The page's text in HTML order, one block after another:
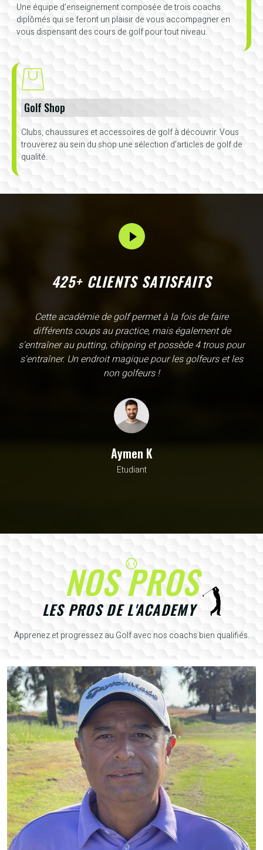
Une équipe d’enseignement composée de trois coachs
diplômés qui se feront un plaisir de vous accompagner en
vous dispensant des cours de golf pour tout niveau.
Golf Shop
Clubs, chaussures et accessoires de golf à découvrir. Vous
trouverez au sein du shop une sélection d’articles de golf de
qualité.
425+ CLIENTS SATISFAITS
L'Academy de Gammarth comme son nom l'indique est
une école, en fait c'est un practice exceptionnel. il y a
évidemment un pratique classic sur tapis mais aussi
un sur herbe, des zones pour le chipping, les bumqers...
Vous y avez pensé, c'est à l'academy. Il n'y a pas assez
beauté de ce site
NOS PROS
LES PROS DE L'ACADEMY
Apprenez et progressez au Golf avec nos coachs bien qualifiés.